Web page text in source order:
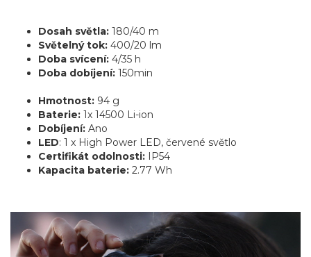
Dosah světla: 180/40 m
Světelný tok: 400/20 lm
Doba svícení: 4/35 h
Doba dobíjení: 150min
Hmotnost: 94 g
Baterie: 1x 14500 Li-ion
Dobíjení: Ano
LED: 1 x High Power LED, červené světlo
Certifikát odolnosti: IP54
Kapacita baterie: 2.77 Wh